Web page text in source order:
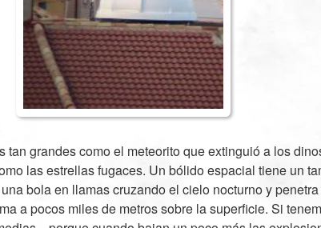
tan grandes como el meteorito que extinguió a los
las estrellas fugaces. Un bólido espacial tiene un
bola en llamas cruzando el cielo nocturno y
a pocos miles de metros sobre la superficie. Si